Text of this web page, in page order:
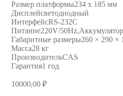
Размер платформы234 х 185 мм
Дисплейсветодиодный
ИнтерфейсRS-232C
Питание220V/50Hz,Аккумулятор
Габаритные размеры260 × 290 ×
Масса28 кг
ПроизводительCAS
Гарантия1 год
10000,00 ₽